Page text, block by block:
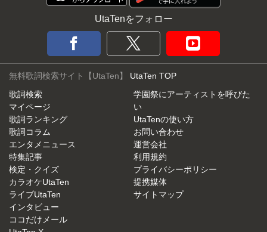
UtaTenをフォロー
無料歌詞検索サイト【UtaTen】 UtaTen TOP
歌詞検索
マイページ
歌詞ランキング
歌詞コラム
エンタメニュース
特集記事
検定・クイズ
カラオケUtaTen
ライブUtaTen
インタビュー
ココだけメール
学園祭にアーティストを呼びた
い
UtaTenの使い方
お問い合わせ
運営会社
利用規約
プライバシーポリシー
提携媒体
サイトマップ